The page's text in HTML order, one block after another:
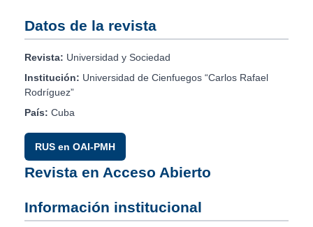
Datos de la revista
Revista: Universidad y Sociedad
Institución: Universidad de Cienfuegos “Carlos Rafael
Rodríguez”
País: Cuba
RUS en OAI-PMH
Revista en Acceso Abierto
Información institucional